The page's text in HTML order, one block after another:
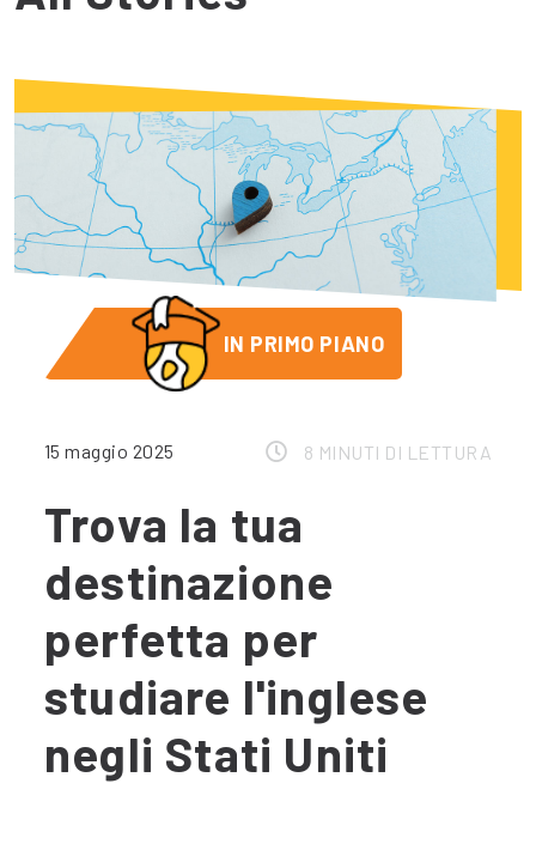
IN PRIMO PIANO
15 maggio 2025 8 MINUTI DI LETTURA
Trova la tua
destinazione
perfetta per
studiare l'inglese
negli Stati Uniti